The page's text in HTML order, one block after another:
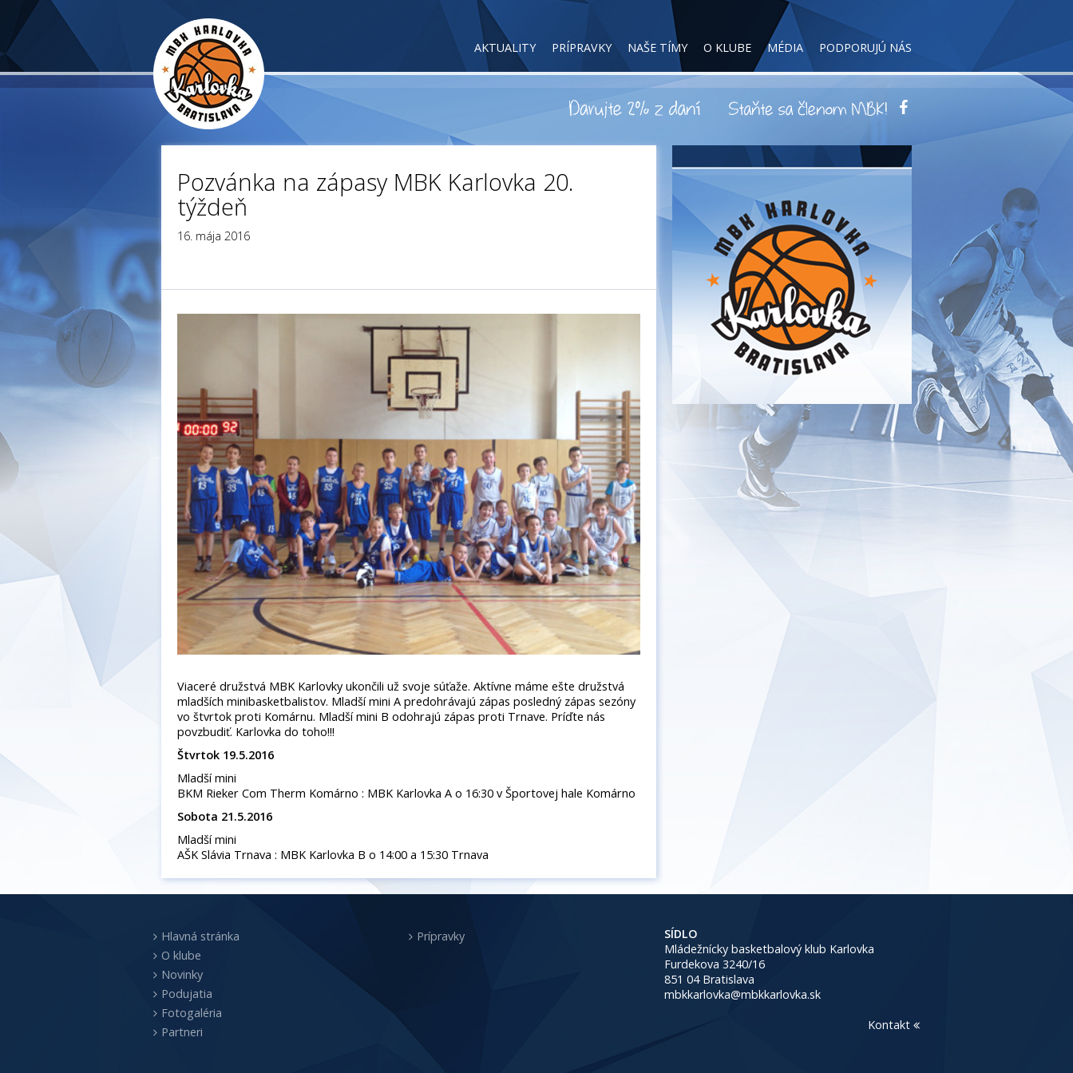
AKTUALITY PRÍPRAVKY NAŠE TÍMY O KLUBE MÉDIA PODPORUJÚ NÁS
Pozvánka na zápasy MBK Karlovka 20.
týždeň
16. mája 2016
Viaceré družstvá MBK Karlovky ukončili už svoje súťaže. Aktívne máme ešte družstvá
mladších minibasketbalistov. Mladší mini A predohrávajú zápas posledný zápas sezóny
vo štvrtok proti Komárnu. Mladší mini B odohrajú zápas proti Trnave. Príďte nás
povzbudiť. Karlovka do toho!!!
Štvrtok 19.5.2016
Mladší mini
BKM Rieker Com Therm Komárno : MBK Karlovka A o 16:30 v Športovej hale Komárno
Sobota 21.5.2016
Mladší mini
AŠK Slávia Trnava : MBK Karlovka B o 14:00 a 15:30 Trnava
Hlavná stránka
O klube
Novinky
Podujatia
Fotogaléria
Partneri
Prípravky
SÍDLO
Mládežnícky basketbalový klub Karlovka
Furdekova 3240/16
851 04 Bratislava
mbkkarlovka@mbkkarlovka.sk
Kontakt